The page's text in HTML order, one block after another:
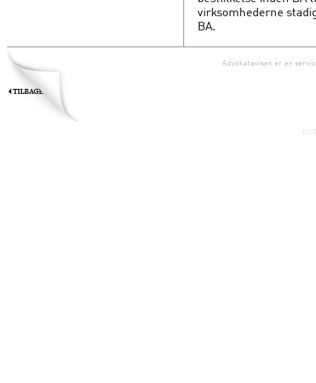
virksomhederne
BA.
Advokatavisen er en